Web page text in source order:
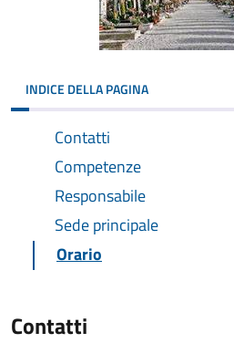
INDICE DELLA PAGINA
Contatti
Competenze
Responsabile
Sede principale
Orario
Contatti